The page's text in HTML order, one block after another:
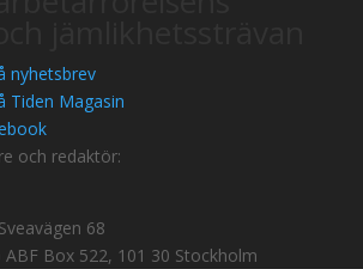
nyhetsbrev
Tiden Magasin
och redaktör:
68
ABF Box 522, 101 30 Stockholm